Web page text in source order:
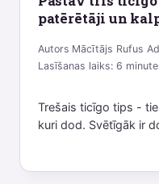
patērētāji un
Autors Mācītājs Rufus
Lasīšanas laiks:6
Trešais ticīgo tips -
kuri dod. Svētīgāk ir